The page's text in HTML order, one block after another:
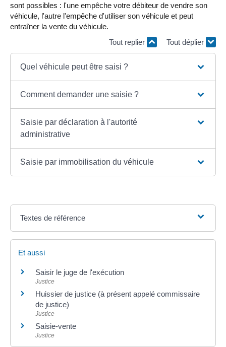
sont possibles : l'une empêche votre débiteur de vendre son
véhicule, l'autre l'empêche d'utiliser son véhicule et peut
entraîner la vente du véhicule.
Tout replier
Tout déplier
Quel véhicule peut être saisi ?
Comment demander une saisie ?
Saisie par déclaration à l'autorité
administrative
Saisie par immobilisation du véhicule
Textes de référence
Et aussi
Saisir le juge de l'exécution
Justice
Huissier de justice (à présent appelé commissaire
de justice)
Justice
Saisie-vente
Justice